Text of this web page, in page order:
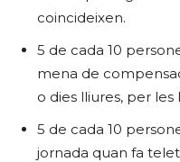
coincideixen.
5 de cada 10
mena de
o dies lliures, per
5 de cada 10
jornada quan fa